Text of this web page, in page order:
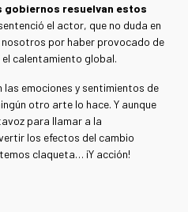
gobiernos resuelvan estos
el actor, que no duda en
por haber provocado de
calentamiento global.
las emociones y sentimientos de
otro arte lo hace. Y aunque
para llamar a la
los efectos del cambio
claqueta… ¡Y acción!